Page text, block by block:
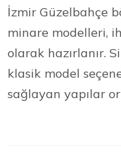
İzmir Güzelbahçe
minare modelleri,
olarak hazırlanır.
klasik model
sağlayan yapılar